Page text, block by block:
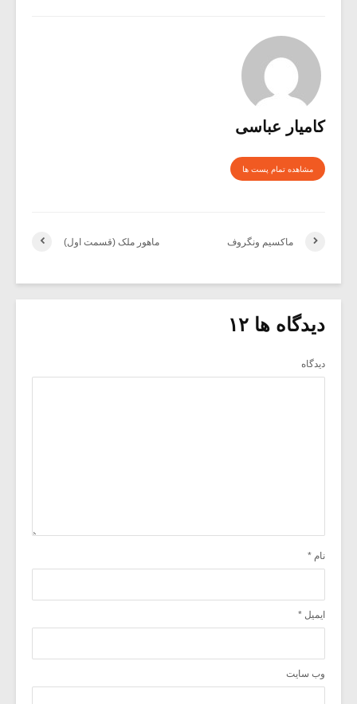
کامیار عباسی
مشاهده تمام پست ها
ماهور ملک (قسمت اول) ماکسیم ونگروف
دیدگاه ها ۱۲
دیدگاه
نام *
ایمیل *
وب‌ سایت